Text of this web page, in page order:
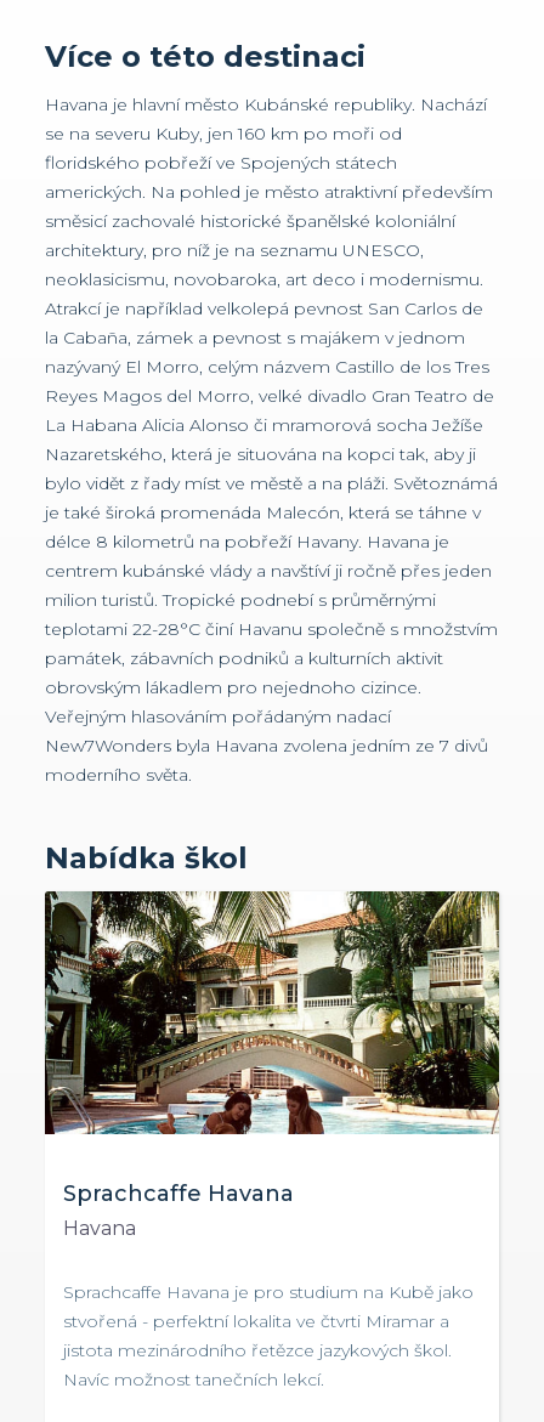
Více o této destinaci
Havana je hlavní město Kubánské republiky. Nachází
se na severu Kuby, jen 160 km po moři od
floridského pobřeží ve Spojených státech
amerických. Na pohled je město atraktivní především
směsicí zachovalé historické španělské koloniální
architektury, pro níž je na seznamu UNESCO,
neoklasicismu, novobaroka, art deco i modernismu.
Atrakcí je například velkolepá pevnost San Carlos de
la Cabaña, zámek a pevnost s majákem v jednom
nazývaný El Morro, celým názvem Castillo de los Tres
Reyes Magos del Morro, velké divadlo Gran Teatro de
La Habana Alicia Alonso či mramorová socha Ježíše
Nazaretského, která je situována na kopci tak, aby ji
bylo vidět z řady míst ve městě a na pláži. Světoznámá
je také široká promenáda Malecón, která se táhne v
délce 8 kilometrů na pobřeží Havany. Havana je
centrem kubánské vlády a navštíví ji ročně přes jeden
milion turistů. Tropické podnebí s průměrnými
teplotami 22-28°C činí Havanu společně s množstvím
památek, zábavních podniků a kulturních aktivit
obrovským lákadlem pro nejednoho cizince.
Veřejným hlasováním pořádaným nadací
New7Wonders byla Havana zvolena jedním ze 7 divů
moderního světa.
Nabídka škol
Sprachcaffe Havana
Havana
Sprachcaffe Havana je pro studium na Kubě jako
stvořená - perfektní lokalita ve čtvrti Miramar a
jistota mezinárodního řetězce jazykových škol.
Navíc možnost tanečních lekcí.